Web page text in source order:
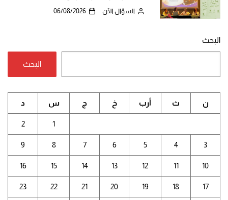
السؤال الآن 06/08/2026
البحث
البحث
ن ث أرب خ ج س د
1
2
3
4
5
6
7
8
9
10
11
12
13
14
15
16
17
18
19
20
21
22
23